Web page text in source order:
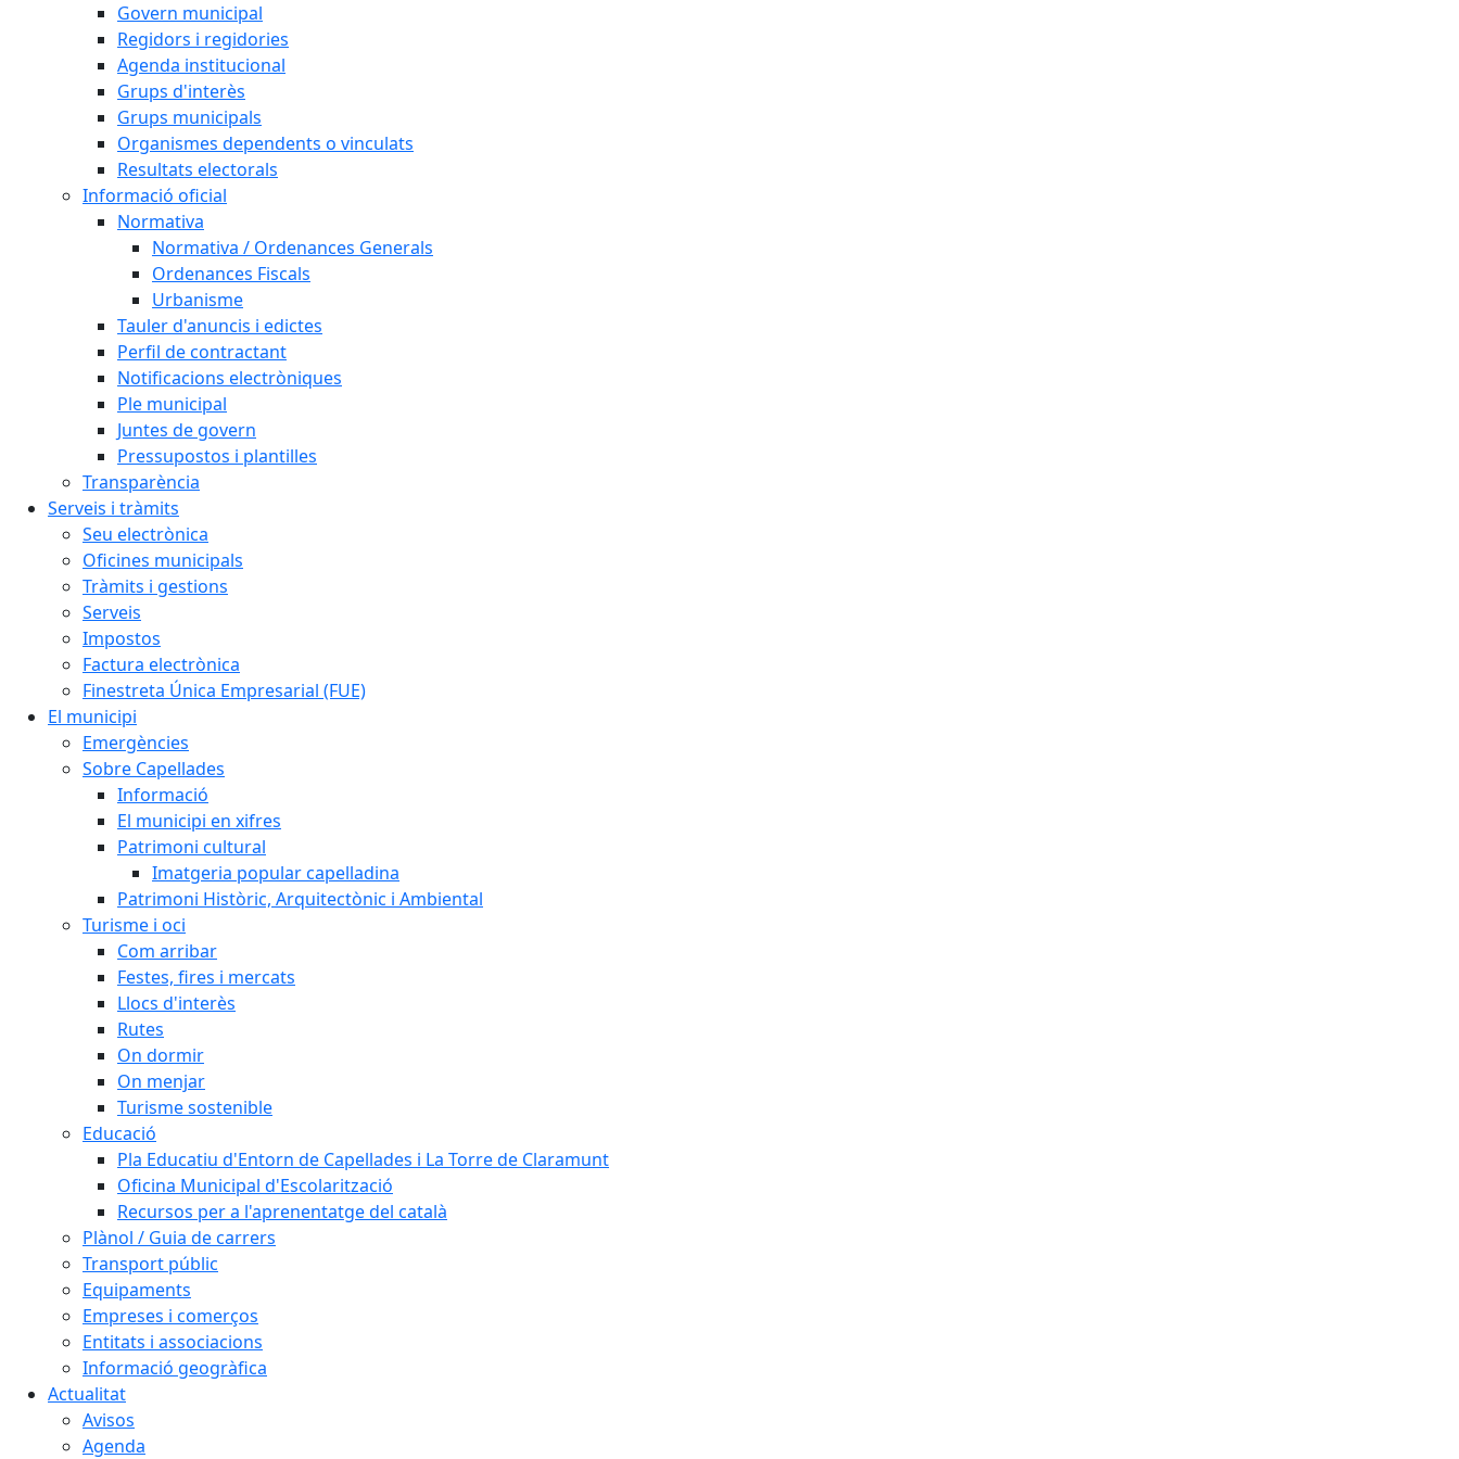
Govern municipal
Regidors i regidories
Agenda institucional
Grups d'interès
Grups municipals
Organismes dependents o vinculats
Resultats electorals
Informació oficial
Normativa
Normativa / Ordenances Generals
Ordenances Fiscals
Urbanisme
Tauler d'anuncis i edictes
Perfil de contractant
Notificacions electròniques
Ple municipal
Juntes de govern
Pressupostos i plantilles
Transparència
Serveis i tràmits
Seu electrònica
Oficines municipals
Tràmits i gestions
Serveis
Impostos
Factura electrònica
Finestreta Única Empresarial (FUE)
El municipi
Emergències
Sobre Capellades
Informació
El municipi en xifres
Patrimoni cultural
Imatgeria popular capelladina
Patrimoni Històric, Arquitectònic i Ambiental
Turisme i oci
Com arribar
Festes, fires i mercats
Llocs d'interès
Rutes
On dormir
On menjar
Turisme sostenible
Educació
Pla Educatiu d'Entorn de Capellades i La Torre de Claramunt
Oficina Municipal d'Escolarització
Recursos per a l'aprenentatge del català
Plànol / Guia de carrers
Transport públic
Equipaments
Empreses i comerços
Entitats i associacions
Informació geogràfica
Actualitat
Avisos
Agenda